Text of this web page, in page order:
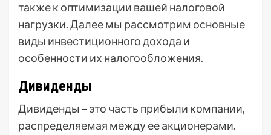
также к оптимизации вашей налоговой
нагрузки. Далее мы рассмотрим основные
виды инвестиционного дохода и
особенности их налогообложения.
Дивиденды
Дивиденды – это часть прибыли компании,
распределяемая между ее акционерами.